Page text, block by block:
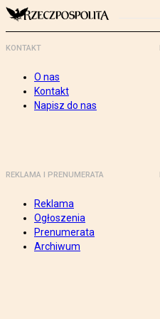
KONTAKT
O nas
Kontakt
Napisz do nas
REKLAMA I PRENUMERATA
Reklama
Ogłoszenia
Prenumerata
Archiwum